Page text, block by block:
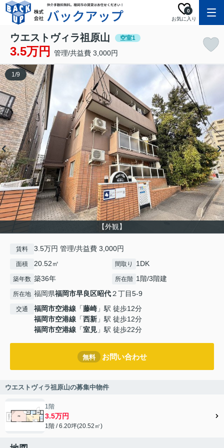
お気に入り
0
ウエストヴィラ祖原山 空室1
3.5万円 管理/共益費 3,000円
【外観】
1/9
賃料 3.5万円 管理/共益費 3,000円
面積 20.52㎡ 間取り 1DK
築年数 築36年 所在階 1階/3階建
所在地 福岡県福岡市早良区昭代２丁目5-9
交通 福岡市空港線 「藤崎 」駅 徒歩12分
福岡市空港線 「西新 」駅 徒歩12分
福岡市空港線 「室見 」駅 徒歩22分
無料 お問い合わせ
ウエストヴィラ祖原山の募集中物件
1階
3.5万円
1階 / 6.20坪(20.52㎡)